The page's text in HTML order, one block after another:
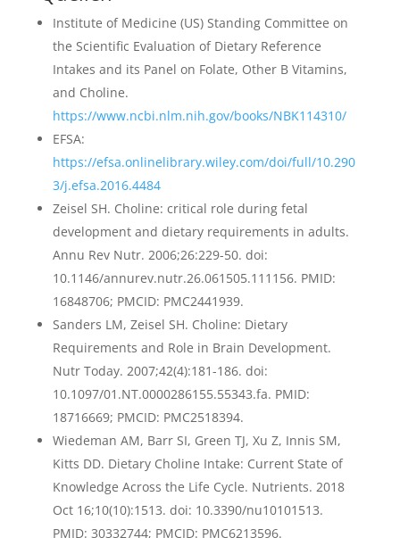
Institute of Medicine (US) Standing Committee on
the Scientific Evaluation of Dietary Reference
Intakes and its Panel on Folate, Other B Vitamins,
and Choline.
https://www.ncbi.nlm.nih.gov/books/NBK114310/
EFSA:
https://efsa.onlinelibrary.wiley.com/doi/full/10.290
3/j.efsa.2016.4484
Zeisel SH. Choline: critical role during fetal
development and dietary requirements in adults.
Annu Rev Nutr. 2006;26:229-50. doi:
10.1146/annurev.nutr.26.061505.111156. PMID:
16848706; PMCID: PMC2441939.
Sanders LM, Zeisel SH. Choline: Dietary
Requirements and Role in Brain Development.
Nutr Today. 2007;42(4):181-186. doi:
10.1097/01.NT.0000286155.55343.fa. PMID:
18716669; PMCID: PMC2518394.
Wiedeman AM, Barr SI, Green TJ, Xu Z, Innis SM,
Kitts DD. Dietary Choline Intake: Current State of
Knowledge Across the Life Cycle. Nutrients. 2018
Oct 16;10(10):1513. doi: 10.3390/nu10101513.
PMID: 30332744; PMCID: PMC6213596.